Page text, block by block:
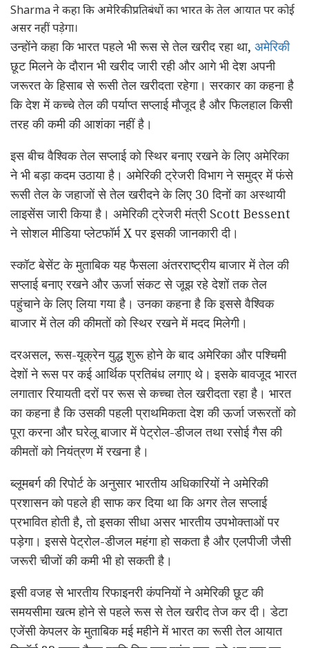
Sharmaने कहा कि अमेरिकी प्रतिबंधों का भारत के तेल आयात पर कोई
असर नहीं पड़ेगा।
उन्होंने कहा कि भारत पहले भी रूस से तेल खरीद रहा था, अमेरिकी
छूट मिलने के दौरान भी खरीद जारी रही और आगे भी देश अपनी
जरूरत के हिसाब से रूसी तेल खरीदता रहेगा। सरकार का कहना है
कि देश में कच्चे तेल की पर्याप्त सप्लाई मौजूद है और फिलहाल किसी
तरह की कमी की आशंका नहीं है।
इस बीच वैश्विक तेल सप्लाई को स्थिर बनाए रखने के लिए अमेरिका
ने भी बड़ा कदम उठाया है। अमेरिकी ट्रेजरी विभाग ने समुद्र में फंसे
रूसी तेल के जहाजों से तेल खरीदने के लिए 30 दिनों का अस्थायी
लाइसेंस जारी किया है। अमेरिकी ट्रेजरी मंत्री Scott Bessent
ने सोशल मीडिया प्लेटफॉर्म X पर इसकी जानकारी दी।
स्कॉट बेसेंट के मुताबिक यह फैसला अंतरराष्ट्रीय बाजार में तेल की
सप्लाई बनाए रखने और ऊर्जा संकट से जूझ रहे देशों तक तेल
पहुंचाने के लिए लिया गया है। उनका कहना है कि इससे वैश्विक
बाजार में तेल की कीमतों को स्थिर रखने में मदद मिलेगी।
दरअसल, रूस-यूक्रेन युद्ध शुरू होने के बाद अमेरिका और पश्चिमी
देशों ने रूस पर कई आर्थिक प्रतिबंध लगाए थे। इसके बावजूद भारत
लगातार रियायती दरों पर रूस से कच्चा तेल खरीदता रहा है। भारत
का कहना है कि उसकी पहली प्राथमिकता देश की ऊर्जा जरूरतों को
पूरा करना और घरेलू बाजार में पेट्रोल-डीजल तथा रसोई गैस की
कीमतों को नियंत्रण में रखना है।
ब्लूमबर्ग की रिपोर्ट के अनुसार भारतीय अधिकारियों ने अमेरिकी
प्रशासन को पहले ही साफ कर दिया था कि अगर तेल सप्लाई
प्रभावित होती है, तो इसका सीधा असर भारतीय उपभोक्ताओं पर
पड़ेगा। इससे पेट्रोल-डीजल महंगा हो सकता है और एलपीजी जैसी
जरूरी चीजों की कमी भी हो सकती है।
इसी वजह से भारतीय रिफाइनरी कंपनियों ने अमेरिकी छूट की
समयसीमा खत्म होने से पहले रूस से तेल खरीद तेज कर दी। डेटा
एजेंसी केपलर के मुताबिक मई महीने में भारत का रूसी तेल आयात